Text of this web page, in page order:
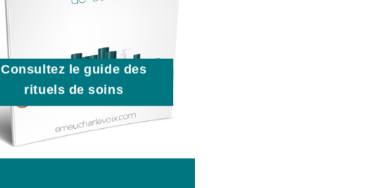
Consultez le guide des
rituels de soins